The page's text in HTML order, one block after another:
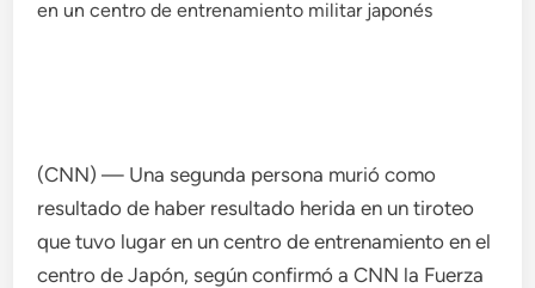
(CNN) — Una segunda persona murió como
resultado de haber resultado herida en un tiroteo
que tuvo lugar en un centro de entrenamiento en el
centro de Japón, según confirmó a CNN la Fuerza